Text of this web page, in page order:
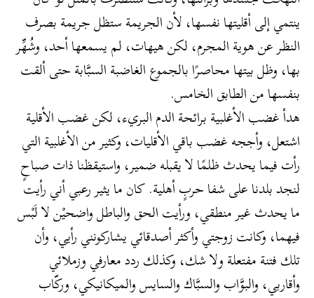
ينتمي إلى أقليتها نفسها، لأن الجريمة ستظل جريمة بصرف
النظر عن هوية المجرم، لكن هيهات، لم يسمعها أحد، وشُهِّر
بها، وظل بيتها محاصرًا بالجموع الغاضبة السبَّابة حتى ألقت
بنفسها من الطابق الخامس.
هدأ غضب الأغلبية برائحة الدم البريء، لكن غضب الأقلية
اشتعل، وأججه غضب باقي الأقليات، وكثير من الأغلبية التي
رأت فيما يحدث ظلمًا لا يقبله ضمير، واستيقظنا ذات صباحٍ
لنجد بلدنا على شفا حربٍ أهلية. كان ما يثير رعبي أني رأيت
ما يحدث غير منطقي، ورأيت الحق والباطل واضحيْن لا لَبْس
فيهما، وكانت زوجتي وأكثر أصدقائي يشاركونني رأيي، وأن
تلك فتنة مفتعلة ولا شك، وكذلك ردد معارفي وزملائي
وأقاربي، والبوَّاب والسبَّاك والسايس والميكانيكي، وركّاب